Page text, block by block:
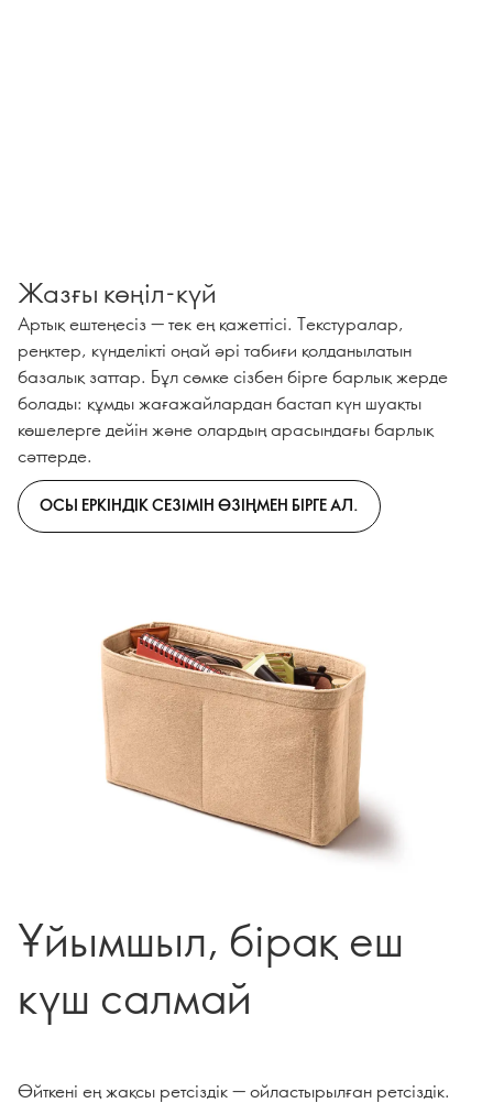
Жазғы көңіл-күй
Артық ештеңесіз — тек ең қажеттісі. Текстуралар,
реңктер, күнделікті оңай әрі табиғи қолданылатын
базалық заттар. Бұл сөмке сізбен бірге барлық жерде
болады: құмды жағажайлардан бастап күн шуақты
көшелерге дейін және олардың арасындағы барлық
сәттерде.
ОСЫ ЕРКІНДІК СЕЗІМІН ӨЗІҢМЕН БІРГЕ АЛ.
Ұйымшыл, бірақ еш
күш салмай
Өйткені ең жақсы ретсіздік — ойластырылған ретсіздік.